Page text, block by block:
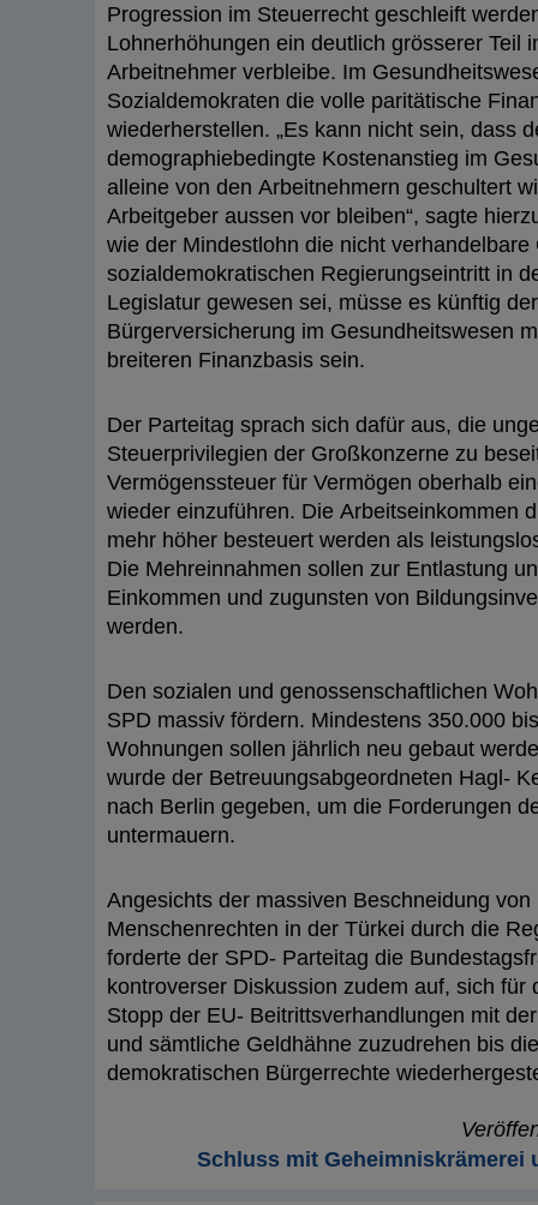
Progression im Steuerrecht geschleift
Lohnerhöhungen ein deutlich grösserer Teil
Arbeitnehmer verbleibe. Im
Sozialdemokraten die volle paritätische
wiederherstellen. „Es kann nicht sein, dass
demographiebedingte Kostenanstieg im
alleine von den Arbeitnehmern geschultert
Arbeitgeber aussen vor bleiben“, sagte
wie der Mindestlohn die nicht
sozialdemokratischen Regierungseintritt in
Legislatur gewesen sei, müsse es künftig
Bürgerversicherung im Gesundheitswesen
breiteren Finanzbasis sein.
Der Parteitag sprach sich dafür aus, die
Steuerprivilegien der Großkonzerne zu
Vermögenssteuer für Vermögen oberhalb
wieder einzuführen. Die Arbeitseinkommen
mehr höher besteuert werden als
Die Mehreinnahmen sollen zur Entlastung
Einkommen und zugunsten von
werden.
Den sozialen und genossenschaftlichen
SPD massiv fördern. Mindestens 350.000
Wohnungen sollen jährlich neu gebaut
wurde der Betreuungsabgeordneten Hagl-
nach Berlin gegeben, um die Forderungen
untermauern.
Angesichts der massiven Beschneidung von
Menschenrechten in der Türkei durch die
forderte der SPD- Parteitag die
kontroverser Diskussion zudem auf, sich für
Stopp der EU- Beitrittsverhandlungen mit
und sämtliche Geldhähne zuzudrehen bis
demokratischen Bürgerrechte
Schluss mit Geheimniskrämerei